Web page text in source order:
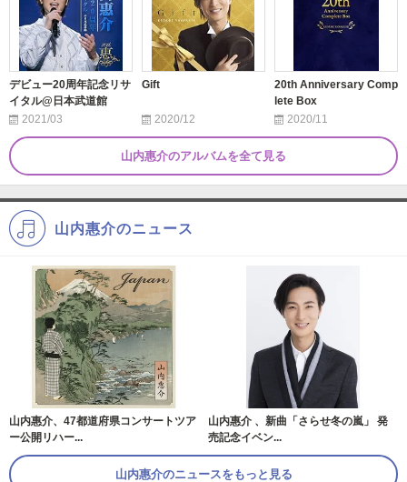
デビュー20周年記念リサ
イタル@日本武道館
2021/03
Gift
2020/12
20th Anniversary Comp
lete Box
2020/11
山内惠介のアルバムを全て見る
山内惠介のニュース
山内惠介、47都道府県コンサートツア
ー公開リハー...
山内惠介 、新曲「さらせ冬の嵐」 発
売記念イベン...
山内惠介のニュースをもっと見る